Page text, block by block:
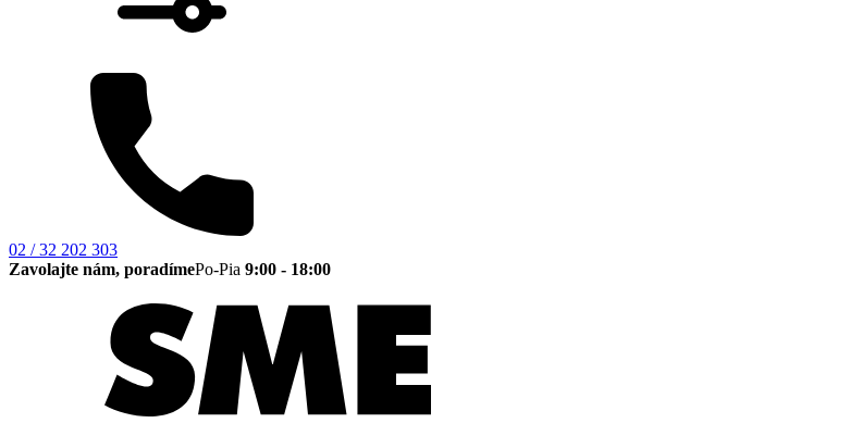
02 / 32 202 303
Zavolajte nám, poradímePo-Pia 9:00 - 18:00